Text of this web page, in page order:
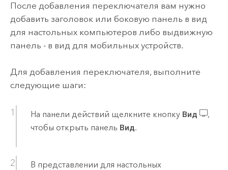
После добавления переключателя вам нужно
добавить заголовок или боковую панель в вид
для настольных компьютеров либо выдвижную
панель - в вид для мобильных устройств.
Для добавления переключателя, выполните
следующие шаги:
На панели действий щелкните кнопку Вид
,
чтобы открыть панель Вид.
В представлении для настольных